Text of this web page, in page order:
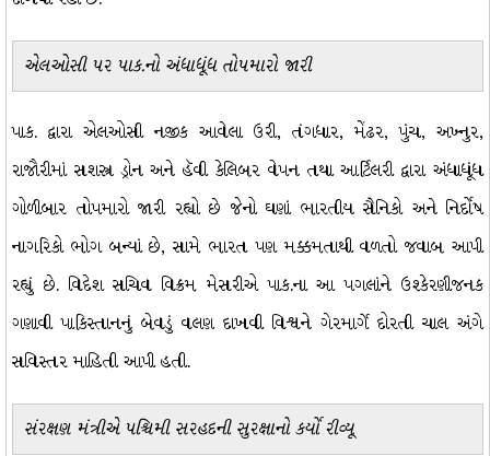
એલઓસી પર પાક.નો અંધાધૂંધ તોપમારો જારી
પાક. દ્વારા એલઓસી નજીક આવેલા ઉરી, તંગધાર, મેંઢર, પુંચ, અખ્નુર,
રાજૌરીમાં સશસ્ત્ર ડ્રોન અને હૅવી કેલિબર વેપન તથા આર્ટિલરી દ્વારા અંધાધૂંધ
ગોળીબાર તોપમારો જારી રહ્યો છે જેનો ઘણાં ભારતીય સૈનિકો અને નિર્દોષ
નાગરિકો ભોગ બન્યાં છે, સામે ભારત પણ મક્કમતાથી વળતો જવાબ આપી
રહ્યું છે. વિદેશ સચિવ વિક્રમ મેસરીએ પાક.ના આ પગલાંને ઉશ્કેરણીજનક
ગણાવી પાકિસ્તાનનું બેવડું વલણ દાખવી વિશ્વને ગેરમાર્ગે દોરતી ચાલ અંગે
સવિસ્તર માહિતી આપી હતી.
સંરક્ષણ મંત્રીએ પશ્ચિમી સરહદની સુરક્ષાનો કર્યો રીવ્યૂ